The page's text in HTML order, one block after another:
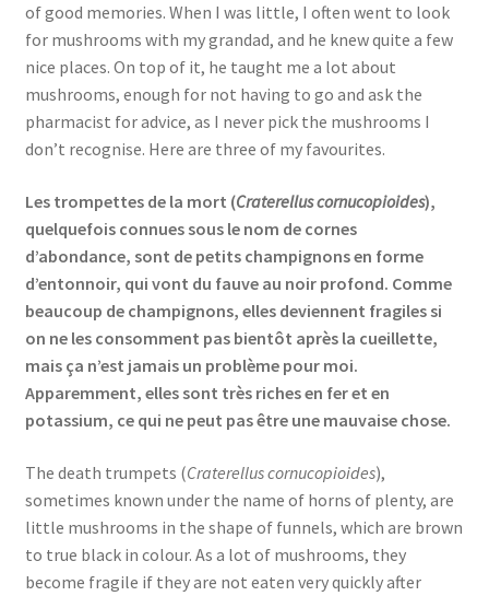
Categories
Events
Locations
My Bookings
Private
of good memories. When I was little, I often went to look
for mushrooms with my grandad, and he knew quite a few
nice places. On top of it, he taught me a lot about
mushrooms, enough for not having to go and ask the
pharmacist for advice, as I never pick the mushrooms I
don’t recognise. Here are three of my favourites.
Les trompettes de la mort (Craterellus cornucopioides),
quelquefois connues sous le nom de cornes
d’abondance, sont de petits champignons en forme
d’entonnoir, qui vont du fauve au noir profond. Comme
beaucoup de champignons, elles deviennent fragiles si
on ne les consomment pas bientôt après la cueillette,
mais ça n’est jamais un problème pour moi.
Apparemment, elles sont très riches en fer et en
potassium, ce qui ne peut pas être une mauvaise chose.
The death trumpets (Craterellus cornucopioides),
sometimes known under the name of horns of plenty, are
little mushrooms in the shape of funnels, which are brown
to true black in colour. As a lot of mushrooms, they
become fragile if they are not eaten very quickly after